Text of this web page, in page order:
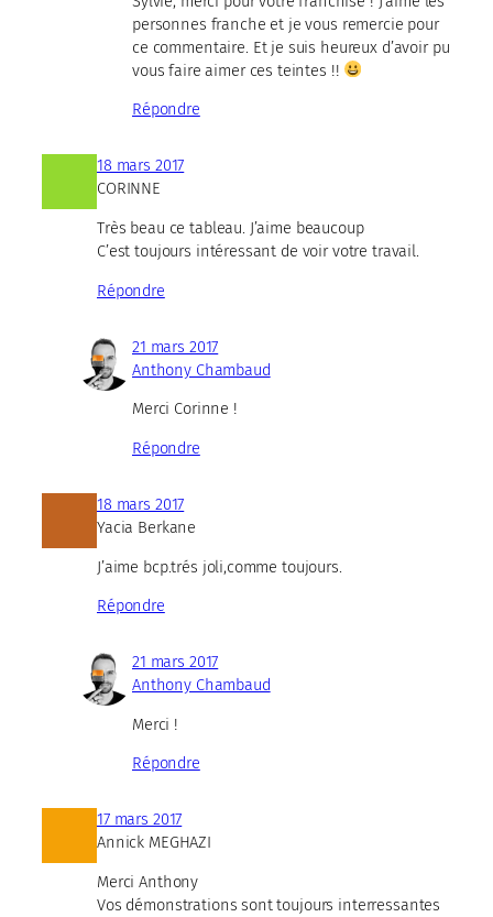
personnes franche et je vous remercie pour
ce commentaire. Et je suis heureux d’avoir pu
vous faire aimer ces teintes !!
Répondre
18 mars 2017
CORINNE
Très beau ce tableau. J’aime beaucoup
C’est toujours intéressant de voir votre travail.
Répondre
21 mars 2017
Anthony Chambaud
Merci Corinne !
Répondre
18 mars 2017
Yacia Berkane
J’aime bcp.trés joli,comme toujours.
Répondre
21 mars 2017
Anthony Chambaud
Merci !
Répondre
17 mars 2017
Annick MEGHAZI
Merci Anthony
Vos démonstrations sont toujours interressantes